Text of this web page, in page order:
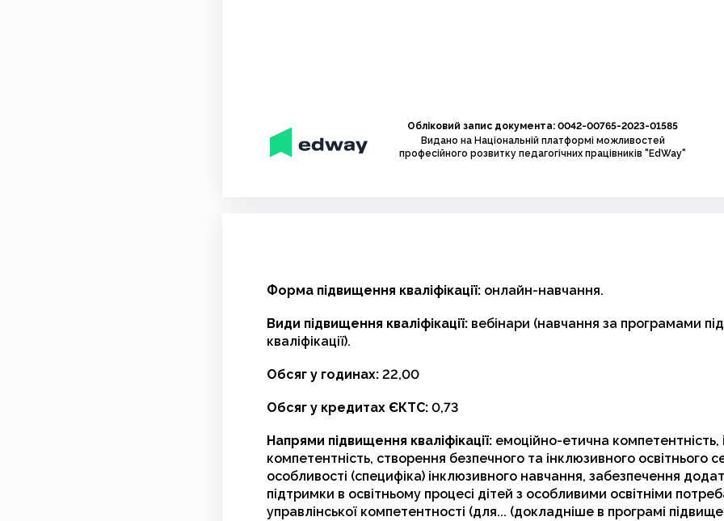
Обліковий запис документа: 0042-00765-2023-01585
Видано на Національній платформі можливостей
професійного розвитку педагогічних працівників "EdWay"
Форма підвищення кваліфікації: онлайн-навчання.
Види підвищення кваліфікації: вебінари (навчання за програмами
кваліфікації).
Обсяг у годинах: 22,00
Обсяг у кредитах ЄКТС: 0,73
Напрями підвищення кваліфікації: емоційно-етична компетентність,
компетентність, створення безпечного та інклюзивного освітнього
особливості (специфіка) інклюзивного навчання, забезпечення
підтримки в освітньому процесі дітей з особливими освітніми
управлінської компетентності (для... (докладніше в програмі